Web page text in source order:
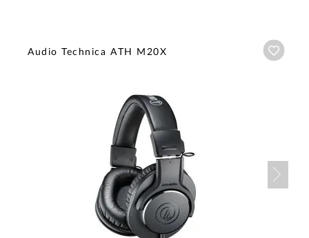
Audio Technica ATH M20X